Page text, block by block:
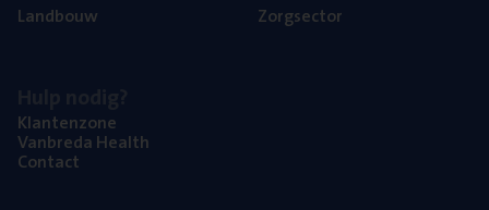
Land­bouw
Zorg­sec­tor
Klan­ten­zo­ne
Van­b­re­da Health
Con­tact